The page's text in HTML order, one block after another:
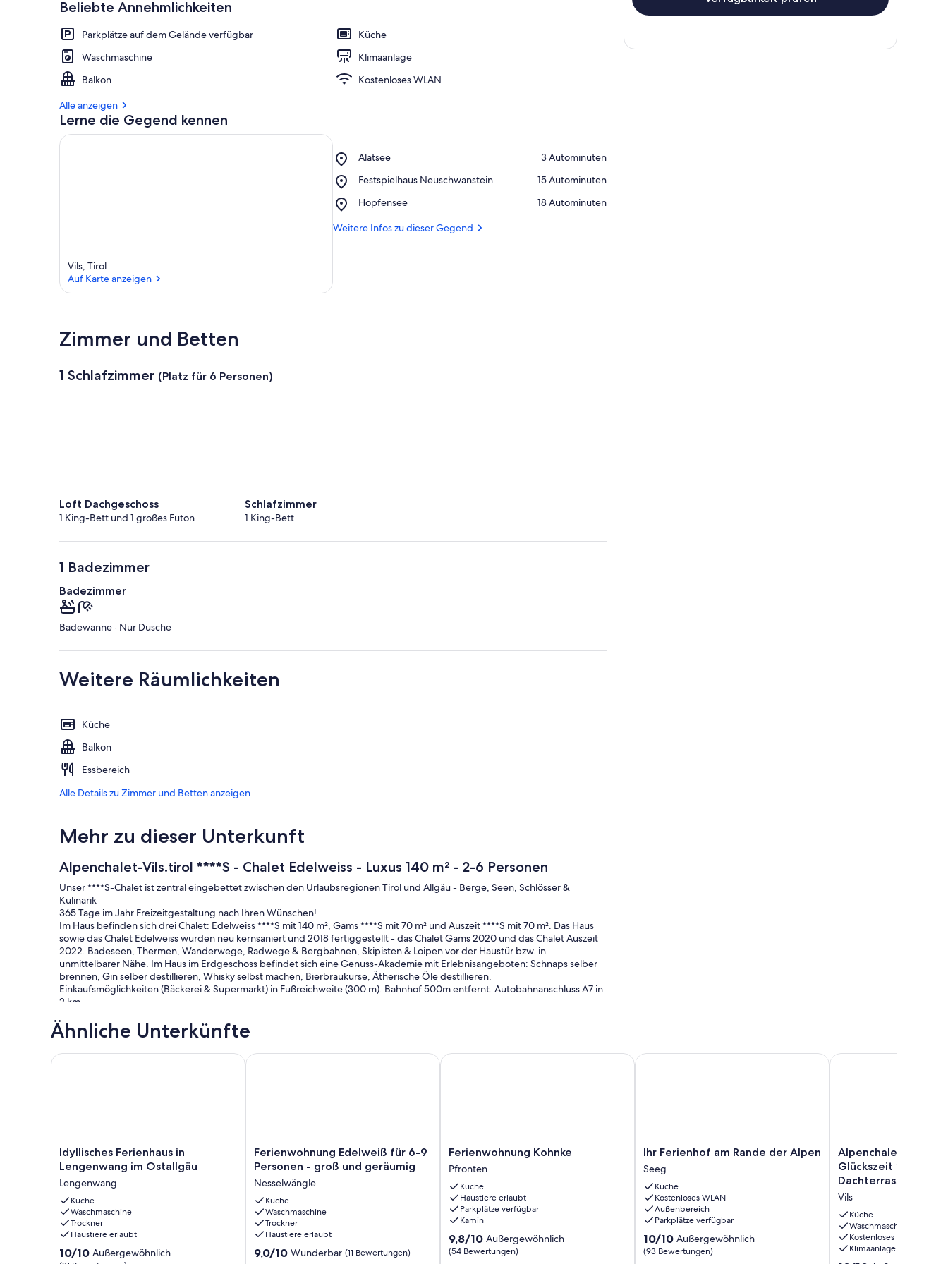
Beliebte Annehmlichkeiten
Parkplätze auf dem Gelände verfügbar
Küche
Waschmaschine
Klimaanlage
Balkon
Kostenloses WLAN
Alle anzeigen
Lerne die Gegend kennen
Vils, Tirol
Auf Karte anzeigen
Alatsee
Place,
‪3 Autominuten‬
Festspielhaus Neuschwanstein
Place,
Neuschwanstein
‪15 Autominuten‬
Hopfensee
Place,
‪18 Autominuten‬
Weitere Infos zu dieser Gegend
Zimmer und Betten
1 Schlafzimmer (Platz für 6 Personen)
Loft Dachgeschoss
1 King-Bett und 1 großes Futon
Schlafzimmer
1 King-Bett
1 Badezimmer
Badezimmer
Badewanne · Nur Dusche
Weitere Räumlichkeiten
Küche
Balkon
Essbereich
Alle Details zu Zimmer und Betten anzeigen
Mehr zu dieser Unterkunft
Alpenchalet-Vils.tirol ****S - Chalet Edelweiss - Luxus 140 m² - 2-6 Personen
Unser ****S-Chalet ist zentral eingebettet zwischen den Urlaubsregionen Tirol und Allgäu - Berge, Seen, Schlösser &
Kulinarik
365 Tage im Jahr Freizeitgestaltung nach Ihren Wünschen!
Im Haus befinden sich drei Chalet: Edelweiss ****S mit 140 m², Gams ****S mit 70 m² und Auszeit ****S mit 70 m². Das Haus
sowie das Chalet Edelweiss wurden neu kernsaniert und 2018 fertiggestellt - das Chalet Gams 2020 und das Chalet Auszeit
2022. Badeseen, Thermen, Wanderwege, Radwege & Bergbahnen, Skipisten & Loipen vor der Haustür bzw. in
unmittelbarer Nähe. Im Haus im Erdgeschoss befindet sich eine Genuss-Akademie mit Erlebnisangeboten: Schnaps selber
brennen, Gin selber destillieren, Whisky selbst machen, Bierbraukurse, Ätherische Öle destillieren.
Einkaufsmöglichkeiten (Bäckerei & Supermarkt) in Fußreichweite (300 m). Bahnhof 500m entfernt. Autobahnanschluss A7 in
2 km.
Auf 140 qm mit 2 Schlafzimmern, seperatem Wohn- und Esszimmer, Badezimmer, WC und komplett eingerichteter Küche,
können Sie im 1. Stock und 2. Stock unseres Hauses Ihren Urlaub im schönen Tirol in vollen Zügen genießen. In allen
Räumlichkeiten steht Ihnen kostenloses WLAN zur Verfügung. Vom großzügigen Südbalkon im 1. Stock und Südbalkon im 2.
Stock haben Sie freien Blick auf die Tiroler und Allgäuer Berglandschaft. Ideal für 2 bis 6 Personen.
Internetanschluss/WLAN
2 Fernseher
Radio
Küche separat mit Essecke
Kinderhochstuhl
Wasserkocher, Eierkocher
Kaffeemaschine
Geschirrspüler
Ähnliche Unterkünfte
Idyllisches
Ferienhaus
Lengenwang
im
Ostallgäu
Lengenwang
Idyllisches Ferienhaus in
Lengenwang im Ostallgäu
Lengenwang
Küche
Waschmaschine
Trockner
Haustiere erlaubt
10.0
10/10 Außergewöhnlich
Idyllisches Ferienhaus in Lengenwang im Ostallgäu
Ferienwohnung
Edelweiß
6-
9
Personen
-
groß
und
Ferienwohnung Edelweiß für 6-9
Personen - groß und geräumig
Nesselwängle
Küche
Waschmaschine
Trockner
Haustiere erlaubt
9.0
9,0/10 Wunderbar (11 Bewertungen)
Ferienwohnung Edelweiß für 6-9 Personen - groß und geräumig
Ferienwohnung
Kohnke
Pfronten
Ferienwohnung Kohnke
Pfronten
Küche
Haustiere erlaubt
Parkplätze verfügbar
Kamin
9.8
von
9,8/10 Außergewöhnlich
(54 Bewertungen)
Ferienwohnung Kohnke
Ihr
Ferienhof
am
Rande
der
Alpen
Seeg
Ihr Ferienhof am Rande der Alpen
Seeg
Küche
Kostenloses WLAN
Außenbereich
Parkplätze verfügbar
10.0
von
10/10 Außergewöhnlich
(93 Bewertungen)
Ihr Ferienhof am Rande der Alpen
Alpenchalet-
Vils.tirol
-
Glückszeit
****S
-
70
m²,
Alpenchalet-
Glückszeit ****S -
Dachterrasse
Vils
Küche
Waschmaschine
Kostenloses WLAN
Klimaanlage
Alpenchalet-Vils.tirol -